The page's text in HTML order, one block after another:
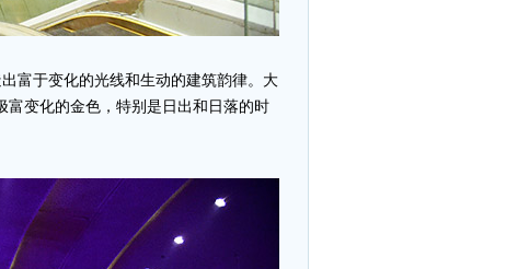
富于变化的光线和生动的建筑韵律。大
富变化的金色，特别是日出和日落的时